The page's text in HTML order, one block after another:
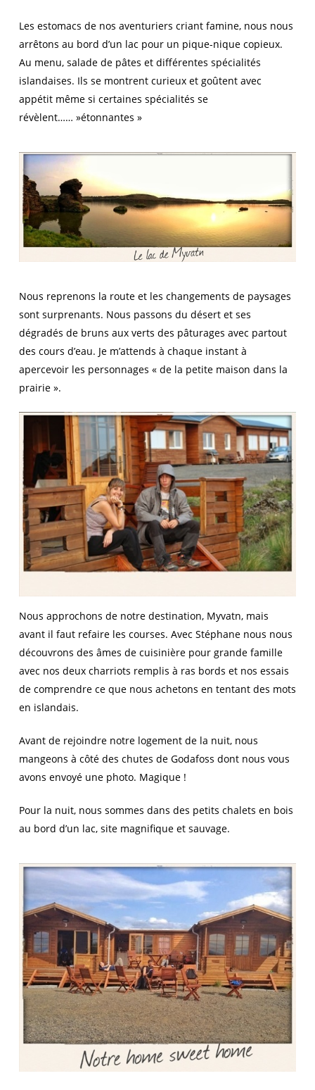
Les estomacs de nos aventuriers criant famine, nous nous
arrêtons au bord d’un lac pour un pique-nique copieux.
Au menu, salade de pâtes et différentes spécialités
islandaises. Ils se montrent curieux et goûtent avec
appétit même si certaines spécialités se
révèlent…… »étonnantes »
Nous reprenons la route et les changements de paysages
sont surprenants. Nous passons du désert et ses
dégradés de bruns aux verts des pâturages avec partout
des cours d’eau. Je m’attends à chaque instant à
apercevoir les personnages « de la petite maison dans la
prairie ».
Nous approchons de notre destination, Myvatn, mais
avant il faut refaire les courses. Avec Stéphane nous nous
découvrons des âmes de cuisinière pour grande famille
avec nos deux charriots remplis à ras bords et nos essais
de comprendre ce que nous achetons en tentant des mots
en islandais.
Avant de rejoindre notre logement de la nuit, nous
mangeons à côté des chutes de Godafoss dont nous vous
avons envoyé une photo. Magique !
Pour la nuit, nous sommes dans des petits chalets en bois
au bord d’un lac, site magnifique et sauvage.